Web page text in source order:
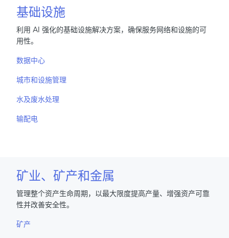
基础设施
利用 AI 强化的基础设施解决方案，确保服务网络和设施的可
用性。
数据中心
城市和设施管理
水及废水处理
输配电
矿业、矿产和金属
管理整个资产生命周期，以最大限度提高产量、增强资产可靠
性并改善安全性。
矿产